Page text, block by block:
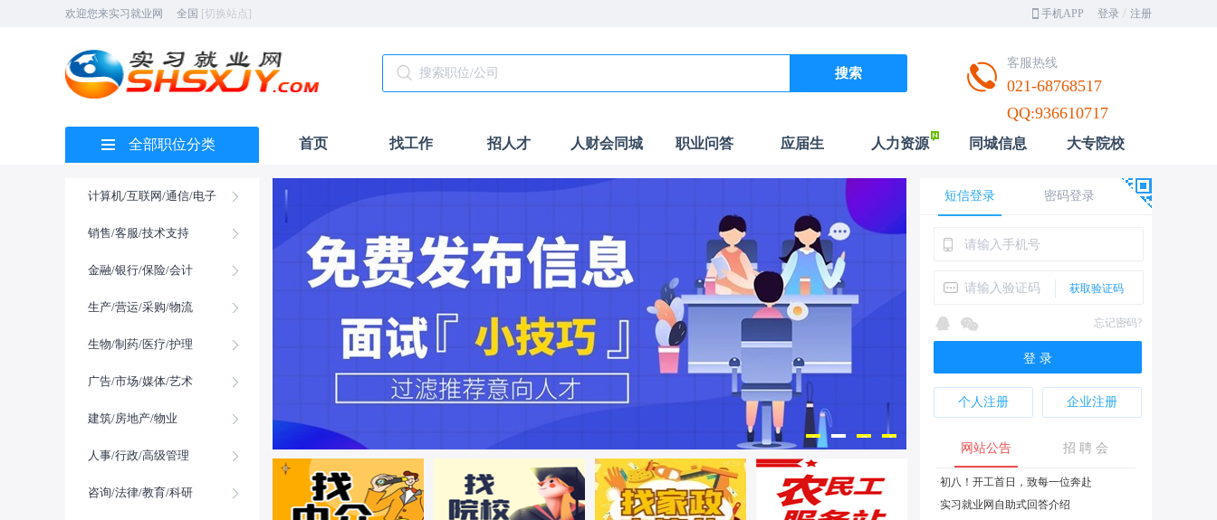
欢迎您来实习就业网 全国 [切换站点] 登录 / 注册
手机APP
客服热线
021-68768517
QQ:936610717
全部职位分类 首页 找工作 招人才 人财会同城 职业问答 应届生 人力资源 同城信息 大专院校
计算机/互联网/通信/电子
销售/客服/技术支持
金融/银行/保险/会计
生产/营运/采购/物流
生物/制药/医疗/护理
广告/市场/媒体/艺术
建筑/房地产/物业
人事/行政/高级管理
咨询/法律/教育/科研
1 2 3 4
短信登录 密码登录
忘记密码?
登 录
个人注册 企业注册
会员中心
欢迎您
网站公告 招 聘 会
·初八！开工首日，致每一位奔赴
·实习就业网自助式回答介绍